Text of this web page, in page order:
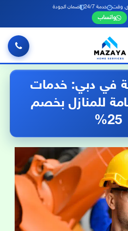
أي وقت خدمة 24/7 ضمان الجودة
واتساب
في دبي: خدمات
للمنازل بخصم
25%